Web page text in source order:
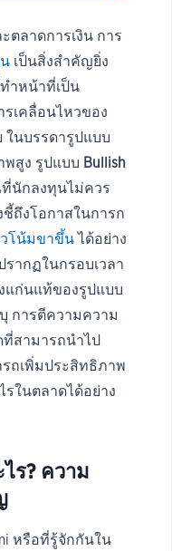
ตลาดการเงิน การ
เป็นสิ่งสำคัญยิ่ง
ำหน้าที่เป็น
รเคลื่อนไหวของ
ในบรรดารูปแบบ
พสูง รูปแบบ Bullish
นักลงทุนไม่ควร
ถึงโอกาสในการก
โน้มขาขึ้น ได้อย่าง
รากฏในกรอบเวลา
แก่นแท้ของรูปแบบ
การตีความความ
สามารถนำไป
ถเพิ่มประสิทธิภาพ
รในตลาดได้อย่าง
ไร? ความ
หรือที่รู้จักกันใน